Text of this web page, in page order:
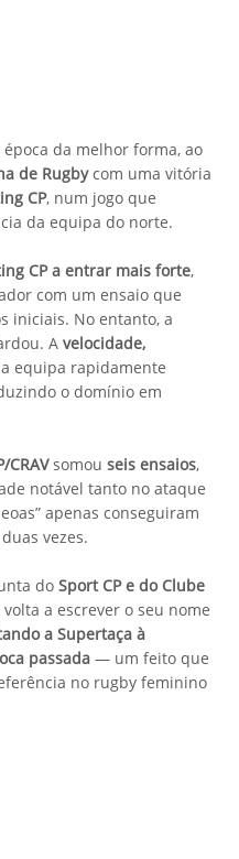
época da melhor forma, ao
de Rugbycom uma vitória
CP, num jogo que
da equipa do norte.
CP a entrar mais forte,
com um ensaio que
iniciais. No entanto, a
Avelocidade,
equipa rapidamente
o domínio em
CRAVsomouseis ensaios,
notável tanto no ataque
apenas conseguiram
vezes.
doSport CP e do Clube
volta a escrever o seu nome
a Supertaça à
passada — um feito que
no rugby feminino